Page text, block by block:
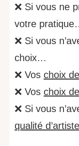
❌ Si vous ne
votre
❌ Si vous
choix…
❌ Vos choix
❌ Vos choix
❌ Si vous
qualité d’artiste